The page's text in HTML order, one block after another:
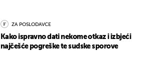
ZA POSLODAVCE
Kako ispravno dati nekome otkaz i izbjeći
najčešće pogreške te sudske sporove